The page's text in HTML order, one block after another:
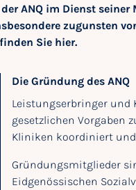
ANQ im Dienst
zugunsten
Sie hier.
Die Gründung des ANQ
Leistungserbringer und
gesetzlichen Vorgaben
Kliniken koordiniert
Gründungsmitglieder
Eidgenössischen